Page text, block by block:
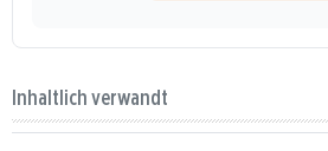
Inhaltlich verwandt